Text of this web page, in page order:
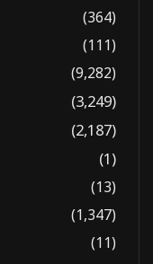
(364)
(111)
(9,282)
(3,249)
(2,187)
(1)
(13)
(1,347)
(11)